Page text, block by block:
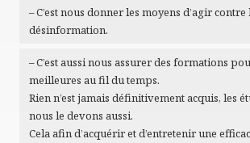
– C’est nous donner les moyens d’agir contre
désinformation.
– C’est aussi nous assurer des formations
meilleures au fil du temps.
Rien n’est jamais définitivement acquis, les
nous le devons aussi.
Cela afin d’acquérir et d’entretenir une